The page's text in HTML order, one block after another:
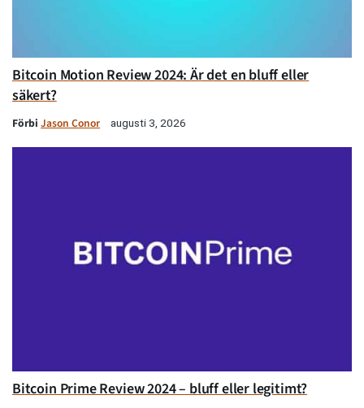
Bitcoin Motion Review 2024: Är det en bluff eller
säkert?
Förbi Jason Conor augusti 3, 2026
Bitcoin Prime Review 2024 – bluff eller legitimt?